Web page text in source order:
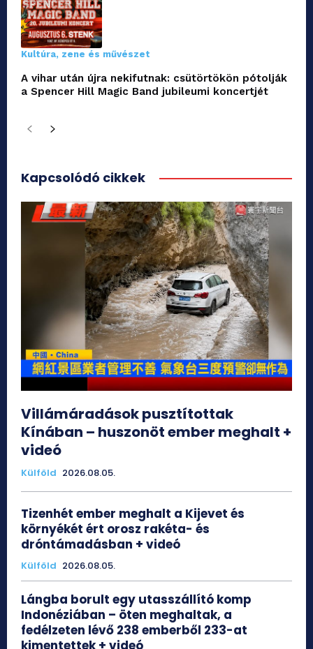
Kultúra, zene és művészet
A vihar után újra nekifutnak: csütörtökön pótolják
a Spencer Hill Magic Band jubileumi koncertjét
Kapcsolódó cikkek
Villámáradások pusztítottak
Kínában – huszonöt ember meghalt +
videó
Külföld 2026.08.05.
Tizenhét ember meghalt a Kijevet és
környékét ért orosz rakéta- és
dróntámadásban + videó
Külföld 2026.08.05.
Lángba borult egy utasszállító komp
Indonéziában – öten meghaltak, a
fedélzeten lévő 238 emberből 233-at